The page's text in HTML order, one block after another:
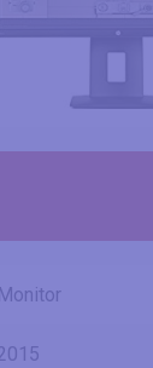
Monitor